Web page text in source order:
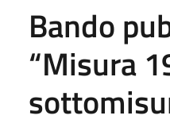
Bando
“Misura